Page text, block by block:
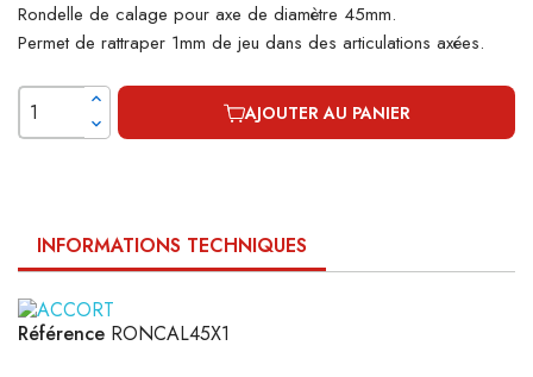
Rondelle de calage pour axe de diamètre 45mm.
Permet de rattraper 1mm de jeu dans des articulations axées.
AJOUTER AU PANIER
INFORMATIONS TECHNIQUES
Référence RONCAL45X1